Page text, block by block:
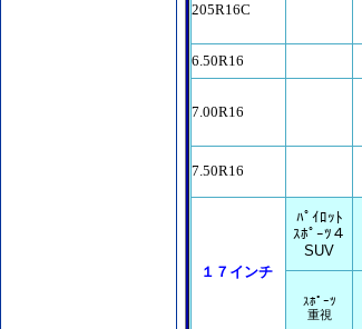
205R16C
6.50R16
7.00R16
7.50R16
１７インチ
ﾊﾟｲﾛｯﾄ
ｽﾎﾟｰﾂ４
SUV
ｽﾎﾟｰﾂ
重視